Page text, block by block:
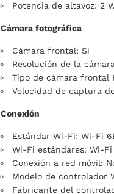
Potencia de altavoz: 2
Cámara fotográfica
Cámara frontal: Si
Resolución de la
Tipo de cámara frontal
Velocidad de captura
Conexión
Estándar Wi-Fi: Wi-Fi
Wi-Fi estándares: Wi-Fi
Conexión a red móvil:
Modelo de controlador
Fabricante del